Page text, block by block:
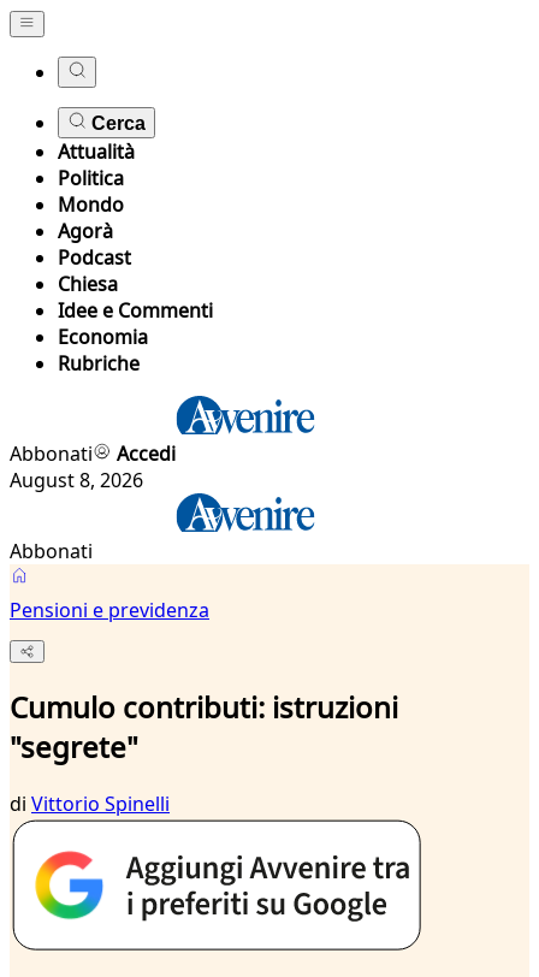
Cerca
Attualità
Politica
Mondo
Agorà
Podcast
Chiesa
Idee e Commenti
Economia
Rubriche
Abbonati
Accedi
August 8, 2026
Abbonati
Pensioni e previdenza
Cumulo contributi: istruzioni
"segrete"
di Vittorio Spinelli